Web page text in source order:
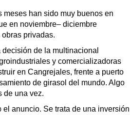
meses han sido muy buenos en
en noviembre– diciembre
privadas.
de la multinacional
y comercializadoras
en Cangrejales, frente a puerto
de girasol del mundo. Algo
de una vez.
anuncio. Se trata de una inversión